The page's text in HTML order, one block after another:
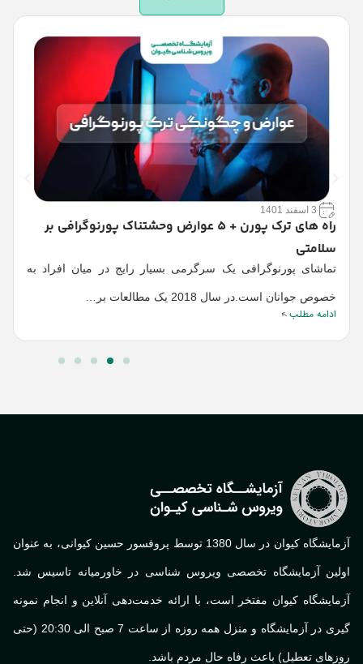
راه‌ های ترک پورن + 5 عوارض وحشتناک پورنوگرافی بر
سلامتی
تماشای پورنوگرافی یک سرگرمی بسیار رایج در میان افراد به
خصوص جوانان است.در سال 2018 یک مطالعات بر…
ادامه مطلب
آزمایشگاه کیوان در سال 1380 توسط پروفسور حسین کیوانی، به عنوان
آزمایشگاه تخصصی ویروس شناسی در خاورمیانه تاسیس شد.
کیوان مفتخر است، با ارائه خدمت‌دهی آنلاین و انجام نمونه
گیری در آزمایشگاه و منزل همه روزه از ساعت 7 صبح الی 20:30 (حتی
تعطیل) باعث رفاه حال مردم باشد.